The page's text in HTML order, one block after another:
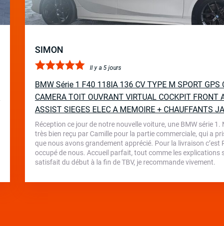
SIMON
Il y a 5 jours
BMW Série 1 F40 118IA 136 CV TYPE M SPORT GPS
CAMERA TOIT OUVRANT VIRTUAL COCKPIT FRONT
ASSIST SIEGES ELEC A MEMOIRE + CHAUFFANTS
Réception ce jour de notre nouvelle voiture, une BMW série 1.
très bien reçu par Camille pour la partie commerciale, qui a
que nous avons grandement apprécié. Pour la livraison c’est
occupé de nous. Accueil parfait, tout comme les explications
satisfait du début à la fin de TBV, je recommande vivement.